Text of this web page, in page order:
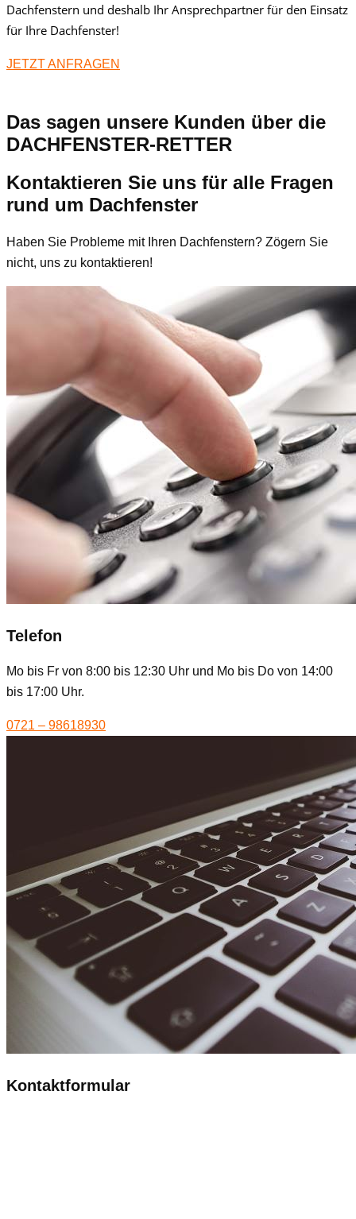
Dachfenstern und deshalb Ihr Ansprechpartner für den Einsatz
für Ihre Dachfenster!
JETZT ANFRAGEN
Das sagen unsere Kunden über die
DACHFENSTER-RETTER
Kontaktieren Sie uns für alle Fragen
rund um Dachfenster
Haben Sie Probleme mit Ihren Dachfenstern? Zögern Sie
nicht, uns zu kontaktieren!
Telefon
Mo bis Fr von 8:00 bis 12:30 Uhr und Mo bis Do von 14:00
bis 17:00 Uhr.
0721 – 98618930
Kontaktformular